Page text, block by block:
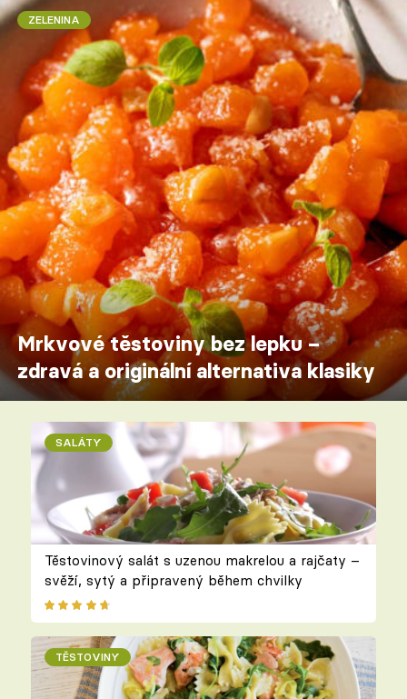
ZELENINA
Mrkvové těstoviny bez lepku –
zdravá a originální alternativa klasiky
SALÁTY
Těstovinový salát s uzenou makrelou a rajčaty –
svěží, sytý a připravený během chvilky
TĚSTOVINY